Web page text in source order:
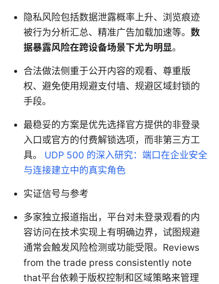
隐私风险包括数据泄露概率上升、浏览痕迹
被行为分析汇总、精准广告加载加速等。 数
据暴露风险在跨设备场景下尤为明显。
合法做法侧重于公开内容的观看、尊重版
权、避免使用规避支付墙、规避区域封锁的
手段。
最稳妥的方案是优先选择官方提供的非登录
入口或官方的付费解锁选项，而非第三方工
具。 UDP 500 的深入研究：端口在企业安全
与连接建立中的真实角色
实证信号与参考
多家独立报道指出，平台对未登录观看的内
容访问在技术实现上有明确边界，试图规避
通常会触发风险检测或功能受限。Reviews
from the trade press consistently note
that平台依赖于版权控制和区域策略来管理